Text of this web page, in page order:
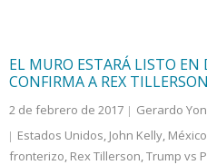
Colaboradores
EL MURO ESTARÁ LISTO EN
CONFIRMA A REX TILLERSON
2 de febrero de 2017 Gerardo
Estados Unidos, John Kelly,
fronterizo, Rex Tillerson,Trump vs